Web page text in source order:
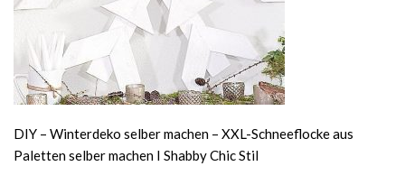
DIY – Winterdeko selber machen – XXL-Schneeflocke aus
Paletten selber machen I Shabby Chic Stil